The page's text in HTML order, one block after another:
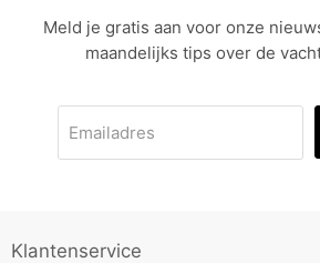
Meld je gratis aan voor onze
maandelijks tips over de
Emailadres
Klantenservice